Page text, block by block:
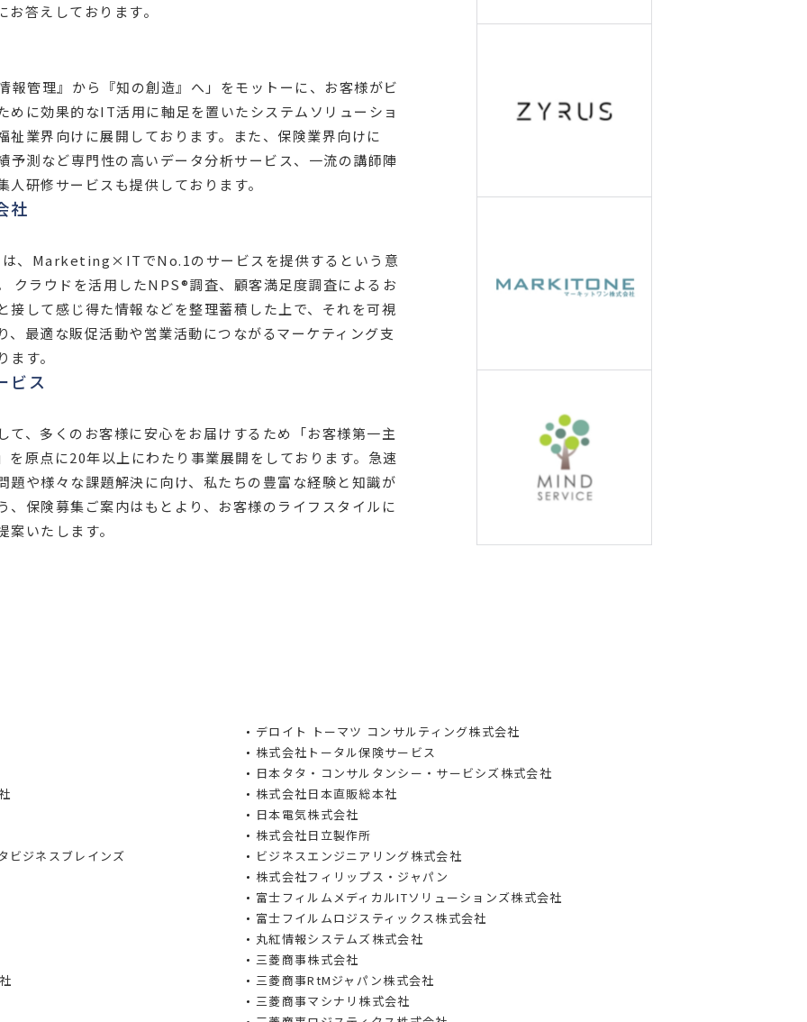
答えしております。
報管理』から『知の創造』へ」をモットーに、お客様がビ
めに効果的なIT活用に軸足を置いたシステムソリューショ
祉業界向けに展開しております。また、保険業界向けに
予測など専門性の高いデータ分析サービス、一流の講師陣
研修サービスも提供しております。
社
、Marketing×ITでNo.1のサービスを提供するという意
クラウドを活用したNPS®調査、顧客満足度調査によるお
接して感じ得た情報などを整理蓄積した上で、それを可視
、最適な販促活動や営業活動につながるマーケティング支
す。
ビス
て、多くのお客様に安心をお届けするため「お客様第一主
を原点に20年以上にわたり事業展開をしております。急速
題や様々な課題解決に向け、私たちの豊富な経験と知識が
、保険募集ご案内はもとより、お客様のライフスタイルに
いたします。
ビジネスブレインズ
デロイト トーマツ コンサルティング株式会社
株式会社トータル保険サービス
日本タタ・コンサルタンシー・サービシズ株式会社
株式会社日本直販総本社
日本電気株式会社
株式会社日立製作所​
ビジネスエンジニアリング株式会社
株式会社フィリップス・ジャパン
富士フィルムメディカルITソリューションズ株式会社
富士フイルムロジスティックス株式会社
丸紅情報システムズ株式会社
三菱商事株式会社
三菱商事RtMジャパン株式会社
三菱商事マシナリ株式会社